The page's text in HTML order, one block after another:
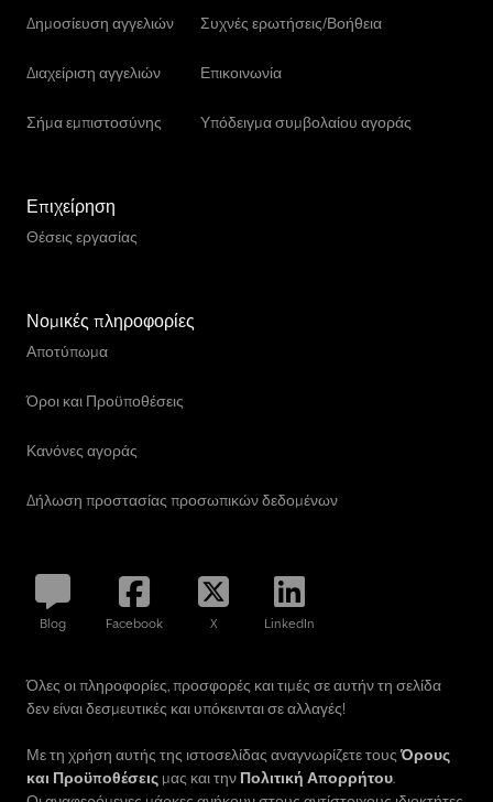
Δημοσίευση αγγελιών
Διαχείριση αγγελιών
Σήμα εμπιστοσύνης
Συχνές ερωτήσεις/Βοήθεια
Επικοινωνία
Υπόδειγμα συμβολαίου αγοράς
Επιχείρηση
Θέσεις εργασίας
Νομικές πληροφορίες
Αποτύπωμα
Όροι και Προϋποθέσεις
Κανόνες αγοράς
Δήλωση προστασίας προσωπικών δεδομένων
Blog Facebook X LinkedIn
Όλες οι πληροφορίες, προσφορές και τιμές σε αυτήν τη σελίδα
δεν είναι δεσμευτικές και υπόκεινται σε αλλαγές!
Με τη χρήση αυτής της ιστοσελίδας αναγνωρίζετε τουςΌρους
και Προϋποθέσεις μας και την Πολιτική Απορρήτου.